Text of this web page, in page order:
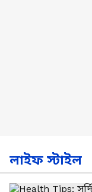
লাইফ স্টাইল